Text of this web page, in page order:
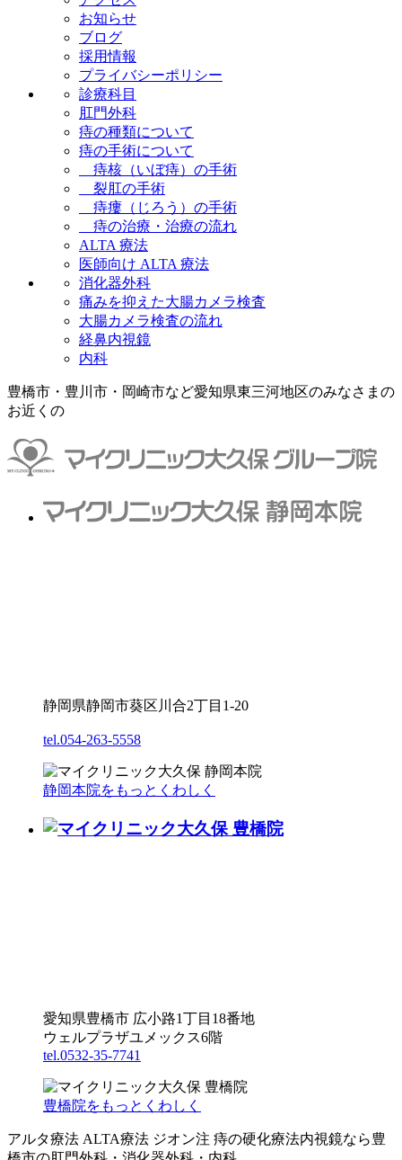
お知らせ
ブログ
採用情報
プライバシーポリシー
診療科目
肛門外科
痔の種類について
痔の手術について
痔核（いぼ痔）の手術
裂肛の手術
痔瘻（じろう）の手術
痔の治療・治療の流れ
ALTA 療法
医師向け ALTA 療法
消化器外科
痛みを抑えた大腸カメラ検査
大腸カメラ検査の流れ
経鼻内視鏡
内科
豊橋市・豊川市・岡崎市など愛知県東三河地区のみなさまの
お近くの
静岡県静岡市葵区川合2丁目1-20
tel.054-263-5558
静岡本院をもっとくわしく
愛知県豊橋市 広小路1丁目18番地
ウェルプラザユメックス6階
tel.0532-35-7741
豊橋院をもっとくわしく
アルタ療法 ALTA療法 ジオン注 痔の硬化療法内視鏡なら豊